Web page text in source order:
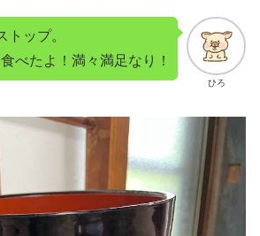
ひろ
トップ。
べたよ！満々満足なり！